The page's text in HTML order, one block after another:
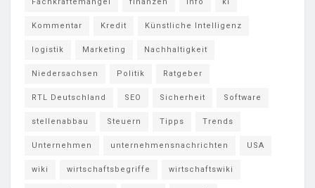
Fachkräftemangel finanzen Info ki
Kommentar Kredit Künstliche Intelligenz
logistik Marketing Nachhaltigkeit
Niedersachsen Politik Ratgeber
RTL Deutschland SEO Sicherheit Software
stellenabbau Steuern Tipps Trends
Unternehmen unternehmensnachrichten USA
wiki wirtschaftsbegriffe wirtschaftswiki